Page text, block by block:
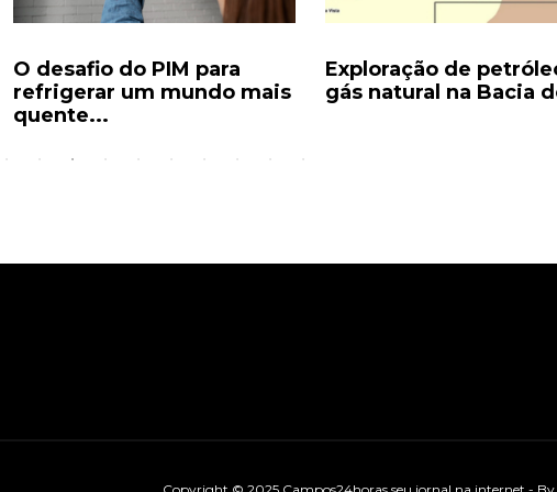
O desafio do PIM para
refrigerar um mundo mais
quente...
Exploração de
gás natural na Bacia